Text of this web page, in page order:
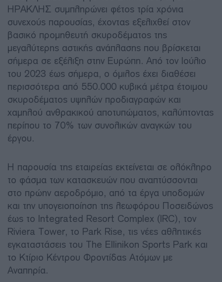
ΗΡΑΚΛΗΣ συμπληρώνει φέτος τρία χρόνια
συνεχούς παρουσίας, έχοντας εξελιχθεί στον
βασικό προμηθευτή σκυροδέματος της
μεγαλύτερης αστικής ανάπλασης που βρίσκεται
σήμερα σε εξέλιξη στην Ευρώπη. Από τον Ιούλιο
του 2023 έως σήμερα, ο όμιλος έχει διαθέσει
περισσότερα από 550.000 κυβικά μέτρα έτοιμου
σκυροδέματος υψηλών προδιαγραφών και
χαμηλού ανθρακικού αποτυπώματος, καλύπτοντας
περίπου το 70% των συνολικών αναγκών του
έργου.
Η παρουσία της εταιρείας εκτείνεται σε ολόκληρο
το φάσμα των κατασκευών που αναπτύσσονται
στο πρώην αεροδρόμιο, από τα έργα υποδομών
και την υπογειοποίηση της λεωφόρου Ποσειδώνος
έως το Integrated Resort Complex (IRC), τον
Riviera Tower, το Park Rise, τις νέες αθλητικές
εγκαταστάσεις του The Ellinikon Sports Park και
το Κτίριο Κέντρου Φροντίδας Ατόμων με
Αναπηρία.